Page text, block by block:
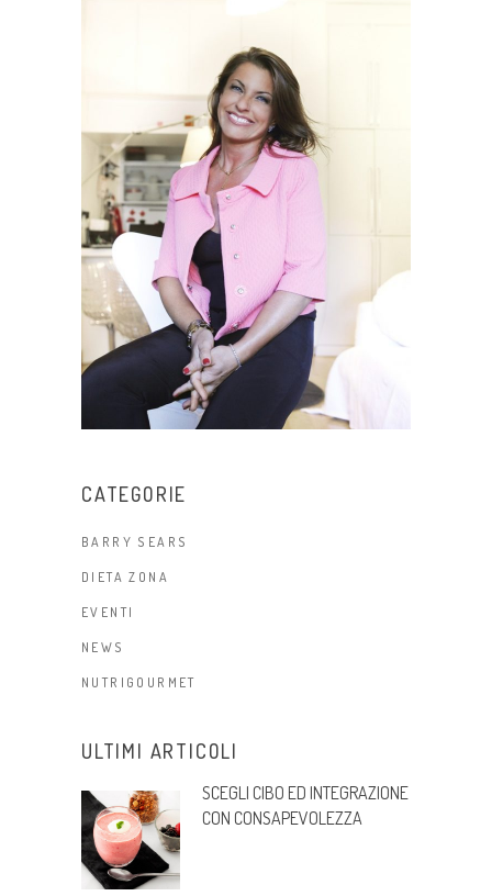
CATEGORIE
BARRY SEARS
DIETA ZONA
EVENTI
NEWS
NUTRIGOURMET
ULTIMI ARTICOLI
SCEGLI CIBO ED INTEGRAZIONE
CON CONSAPEVOLEZZA